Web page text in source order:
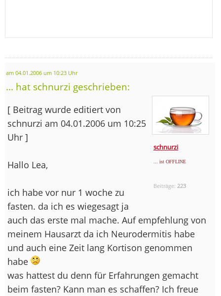
am 04.01.2006 um 10:23 Uhr
... hat schnurzi geschrieben:
schnurzi
... ist OFFLINE
Beiträge: 223
[ Beitrag wurde editiert von
schnurzi am 04.01.2006 um 10:25
Uhr ]
Hallo Lea,
ich habe vor nur 1 woche zu
fasten. da ich es wiegesagt ja
auch das erste mal mache. Auf empfehlung von
meinem Hausarzt da ich Neurodermitis habe
und auch eine Zeit lang Kortison genommen
habe
was hattest du denn für Erfahrungen gemacht
beim fasten? Kann man es schaffen? Ich freue